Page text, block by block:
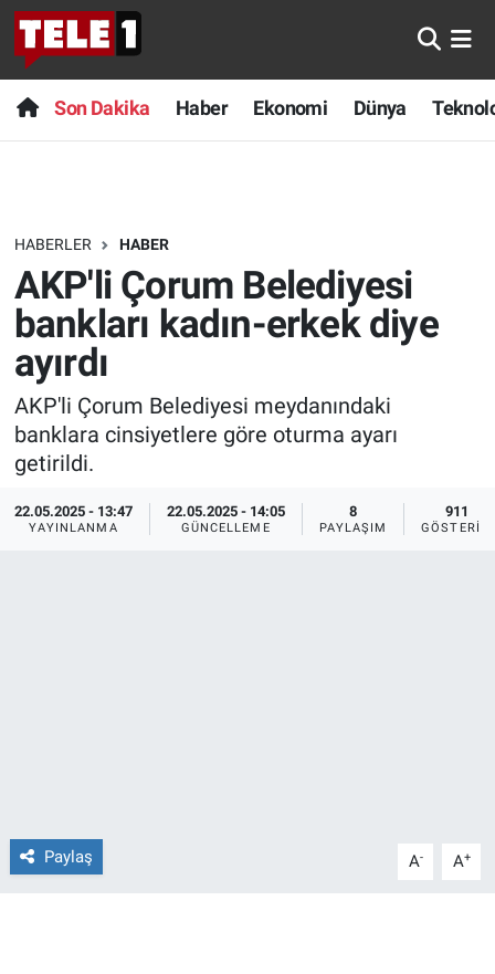
Son Dakika Haber Ekonomi Dünya
HABERLER HABER
AKP'li Çorum Belediyesi
bankları kadın-erkek diye
ayırdı
AKP'li Çorum Belediyesi meydanındaki
banklara cinsiyetlere göre oturma ayarı
getirildi.
22.05.2025 - 13:47
YAYINLANMA
22.05.2025 - 14:05
GÜNCELLEME
8
PAYLAŞIM
911
GÖSTERIM
Paylaş A- A+
Anında Manşet
Başka Sohbetler
Bilim turu
Bilim ve Teknoloji Evreni
Doğa Konuşuyor
Dünya
Ege Saati
Ege'den Esintiler
Gün Başlıyor
Son Dakika
Haber
Dünya
Teknoloji
Sağlık
Spor
Yayın Akışı
İletişim
Nöbetçi Eczaneler
Hava Durumu
Trafik Durumu
Süper Lig Puan Durumu ve Fikstür
Tüm Manşetler
Son Dakika Haberleri
Haber Arşivi